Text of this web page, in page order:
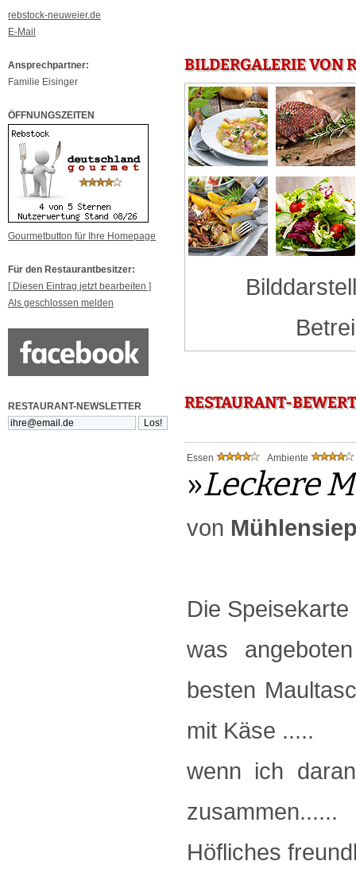
rebstock-neuweier.de
E-Mail
Ansprechpartner:
Familie Eisinger
ÖFFNUNGSZEITEN
Gourmetbutton für Ihre Homepage
Für den Restaurantbesitzer:
[ Diesen Eintrag jetzt bearbeiten ]
Als geschlossen melden
RESTAURANT-NEWSLETTER
BILDERGALERIE VON
RESTAURANT-
Essen Ambiente
»Leckere
von
Die
was
besten
mit Käse .....
wenn ich
zusammen......
Höfliches